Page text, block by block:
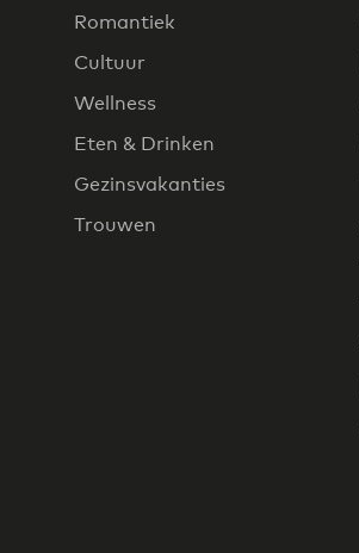
Romantiek
Cultuur
Wellness
Eten & Drinken
Gezinsvakanties
Trouwen